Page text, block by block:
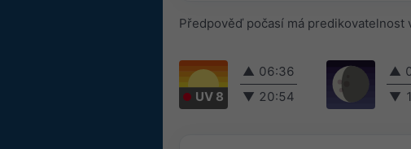
Předpověď počasí má
UV 8
▲ 06:36
▼ 20:54
▲
▼